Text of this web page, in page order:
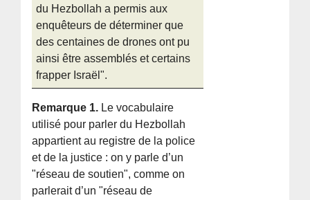
du Hezbollah a permis aux
enquêteurs de déterminer que
des centaines de drones ont pu
ainsi être assemblés et certains
frapper Israël".
Remarque 1. Le vocabulaire
utilisé pour parler du Hezbollah
appartient au registre de la police
et de la justice : on y parle d’un
"réseau de soutien", comme on
parlerait d’un "réseau de